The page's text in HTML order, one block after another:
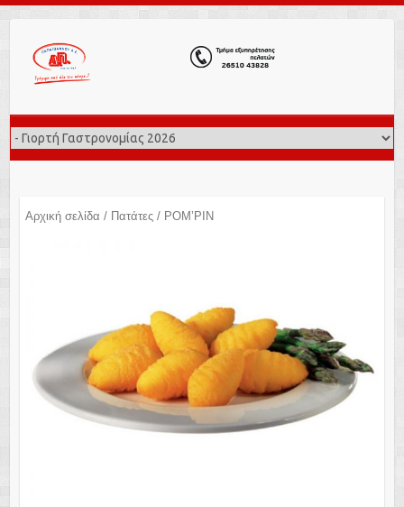
Αρχική σελίδα / Πατάτες/ POM’PIN